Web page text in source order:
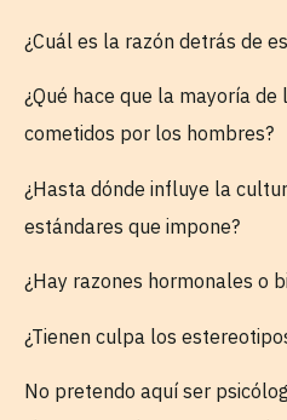
¿Cuál es la razón detrás de
¿Qué hace que la mayoría de
cometidos por los hombres?
¿Hasta dónde influye la
estándares que impone?
¿Hay razones hormonales o
¿Tienen culpa los
No pretendo aquí ser